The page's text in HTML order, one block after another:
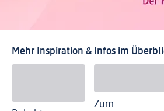
Mehr Inspiration & Infos im
Zum